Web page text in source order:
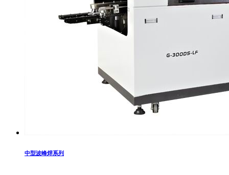
中型波峰焊系列